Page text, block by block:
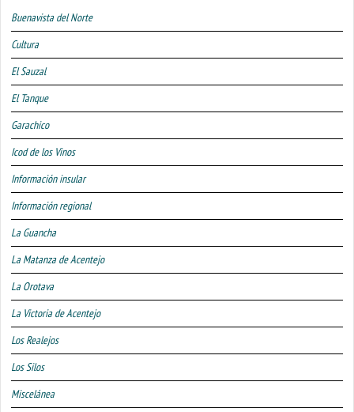
Buenavista del Norte
Cultura
El Sauzal
El Tanque
Garachico
Icod de los Vinos
Información insular
Información regional
La Guancha
La Matanza de Acentejo
La Orotava
La Victoria de Acentejo
Los Realejos
Los Silos
Miscelánea